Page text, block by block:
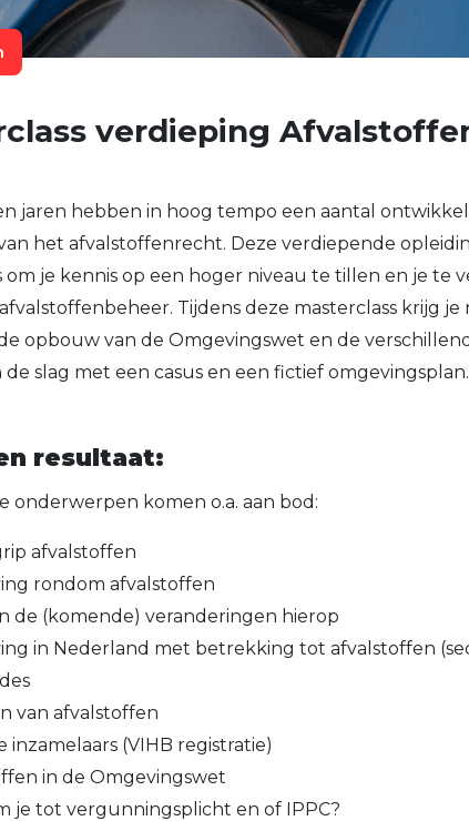
verdieping
jaren hebben in hoog tempo een aantal
het afvalstoffenrecht. Deze verdiepende
om je kennis op een hoger niveau te tillen en je te
Tijdens deze masterclass krijg
opbouw van de Omgevingswet en de
de slag met een casus en een fictief omgevingsplan.
resultaat:
onderwerpen komen o.a. aan bod:
afvalstoffen
rondom afvalstoffen
de (komende) veranderingen hierop
in Nederland met betrekking tot afvalstoffen
van afvalstoffen
inzamelaars (VIHB registratie)
in de Omgevingswet
je tot vergunningsplicht en of IPPC?